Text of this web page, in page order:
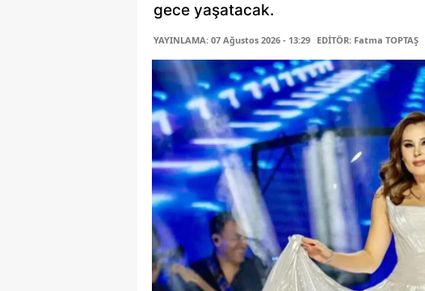
gece yaşatacak.
YAYINLAMA: 07 Ağustos 2026 - 13:29 EDİTÖR: Fatma TOPTAŞ